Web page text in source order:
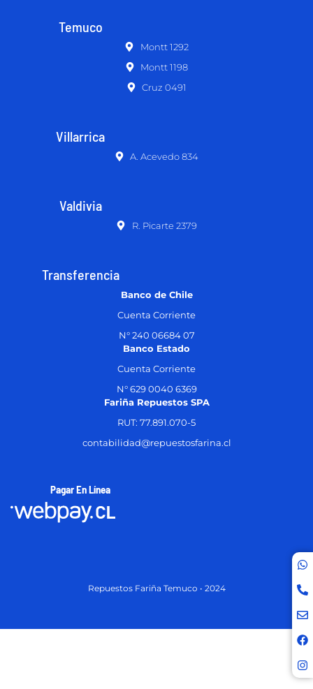
Temuco
Montt 1292
Montt 1198
Cruz 0491
Villarrica
A. Acevedo 834
Valdivia
R. Picarte 2379
Transferencia
Banco de Chile
Cuenta Corriente
N° 240 06684 07
Banco Estado
Cuenta Corriente
N° 629 0040 6369
Fariña Repuestos SPA
RUT: 77.891.070-5
contabilidad@repuestosfarina.cl
Pagar En Línea
Repuestos Fariña Temuco • 2024